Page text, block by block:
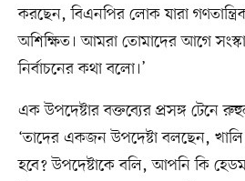
করছেন, বিএনপির লোক যারা
অশিক্ষিত। আমরা তোমাদের আগে
নির্বাচনের কথা বলো।’
এক উপদেষ্টার বক্তব্যের প্রসঙ্গ টেনে
‘তাদের একজন উপদেষ্টা বলছেন, খালি
হবে? উপদেষ্টাকে বলি, আপনি কি